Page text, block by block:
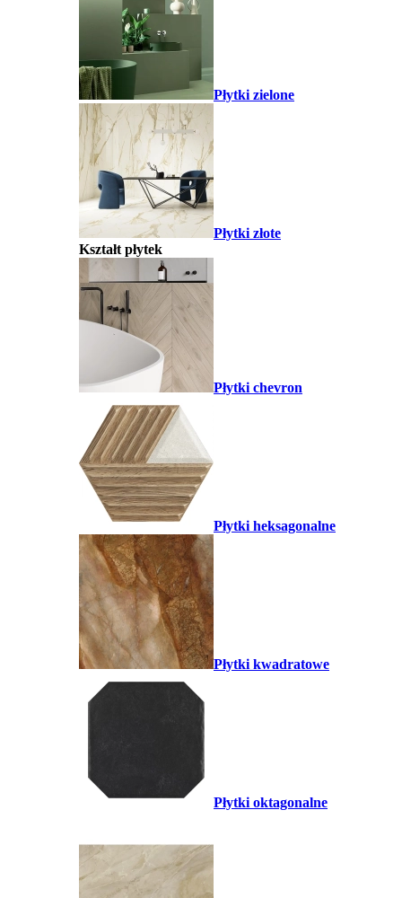
Płytki zielone
Płytki złote
Kształt płytek
Płytki chevron
Płytki heksagonalne
Płytki kwadratowe
Płytki oktagonalne